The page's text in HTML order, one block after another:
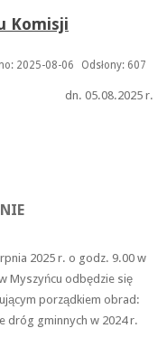
Komisji
2025-08-06 Odsłony: 607
dn. 05.08.2025 r.
2025 r. o godz. 9.00 w
Myszyńcu odbędzie się
porządkiem obrad:
dróg gminnych w 2024 r.